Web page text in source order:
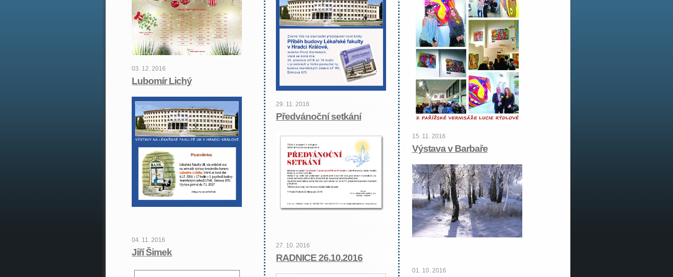
03. 12. 2016
Lubomír Lichý
04. 11. 2016
Jiří Šimek
15. 11. 2016
Výstava v Barbaře
01. 10. 2016
29. 11. 2016
Předvánoční setkání
27. 10. 2016
RADNICE 26.10.2016